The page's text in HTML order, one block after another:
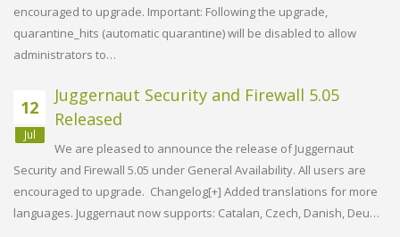
encouraged to upgrade. Important: Following the upgrade,
quarantine_hits (automatic quarantine) will be disabled to allow
administrators to…
12
Jul
Juggernaut Security and Firewall 5.05
Released
We are pleased to announce the release of Juggernaut
Security and Firewall 5.05 under General Availability. All users are
encouraged to upgrade. Changelog[+] Added translations for more
languages. Juggernaut now supports: Catalan, Czech, Danish, Deu…